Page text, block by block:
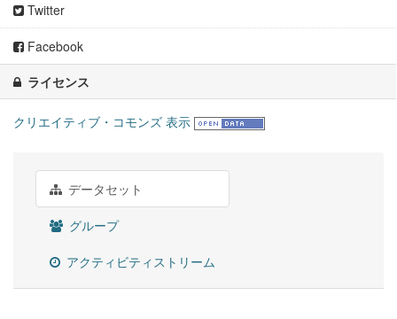
Twitter
Facebook
ライセンス
クリエイティブ・コモンズ 表示
データセット
グループ
アクティビティストリーム